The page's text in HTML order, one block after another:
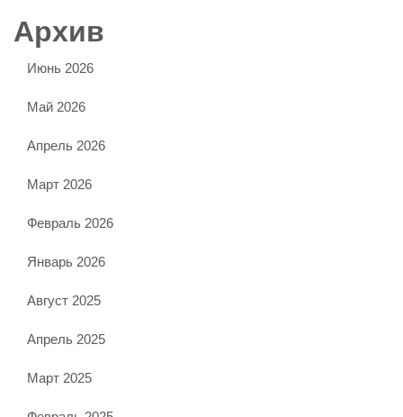
Архив
Июнь 2026
Май 2026
Апрель 2026
Март 2026
Февраль 2026
Январь 2026
Август 2025
Апрель 2025
Март 2025